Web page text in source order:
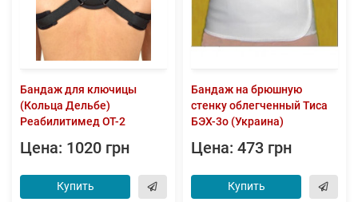
Бандаж для ключицы
(Кольца Дельбе)
Реабилитимед ОТ-2
Цена: 1020 грн
Купить
Бандаж на брюшную
стенку облегченный Тиса
БЭХ-3о (Украина)
Цена: 473 грн
Купить